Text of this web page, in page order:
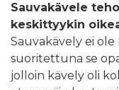
Sauvakävele
keskittyykin
Sauvakävely ei ole
suoritettuna se
jolloin kävely oli